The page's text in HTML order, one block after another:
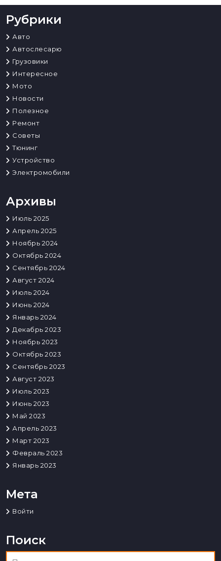
Рубрики
Авто
Автослесарю
Грузовики
Интересное
Мото
Новости
Полезное
Ремонт
Советы
Тюнинг
Устройство
Электромобили
Архивы
Июль 2025
Апрель 2025
Ноябрь 2024
Октябрь 2024
Сентябрь 2024
Август 2024
Июль 2024
Июнь 2024
Январь 2024
Декабрь 2023
Ноябрь 2023
Октябрь 2023
Сентябрь 2023
Август 2023
Июль 2023
Июнь 2023
Май 2023
Апрель 2023
Март 2023
Февраль 2023
Январь 2023
Мета
Войти
Поиск